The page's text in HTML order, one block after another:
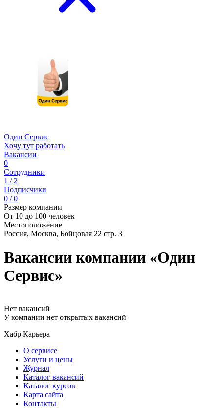
Один Сервис
Хочу тут работать
Вакансии
0
Сотрудники
1 / 2
Подписчики
0 / 0
Размер компании
От 10 до 100 человек
Местоположение
Россия, Москва, Бойцовая 22 стр. 3
Вакансии компании «Один
Сервис»
Нет вакансий
У компании нет открытых вакансий
Хабр Карьера
О сервисе
Услуги и цены
Журнал
Каталог вакансий
Каталог курсов
Карта сайта
Контакты